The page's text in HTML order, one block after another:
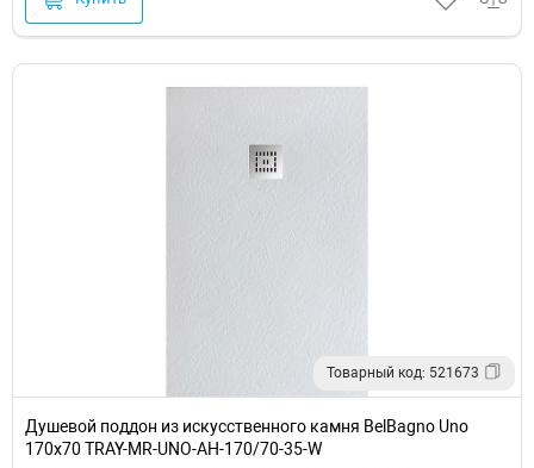
Товарный код: 521673
Душевой поддон из искусственного камня BelBagno Uno
170x70 TRAY-MR-UNO-AH-170/70-35-W